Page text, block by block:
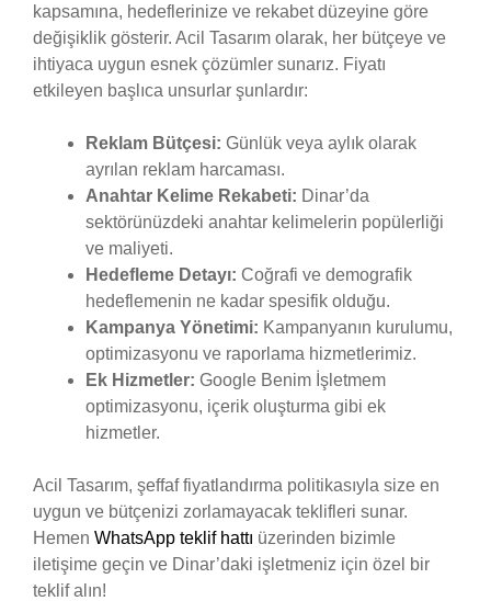
kapsamına, hedeflerinize ve rekabet düzeyine göre
değişiklik gösterir. Acil Tasarım olarak, her bütçeye ve
ihtiyaca uygun esnek çözümler sunarız. Fiyatı
etkileyen başlıca unsurlar şunlardır:
Reklam Bütçesi: Günlük veya aylık olarak
ayrılan reklam harcaması.
Anahtar Kelime Rekabeti: Dinar’da
sektörünüzdeki anahtar kelimelerin popülerliği
ve maliyeti.
Hedefleme Detayı: Coğrafi ve demografik
hedeflemenin ne kadar spesifik olduğu.
Kampanya Yönetimi: Kampanyanın kurulumu,
optimizasyonu ve raporlama hizmetlerimiz.
Ek Hizmetler: Google Benim İşletmem
optimizasyonu, içerik oluşturma gibi ek
hizmetler.
Acil Tasarım, şeffaf fiyatlandırma politikasıyla size en
uygun ve bütçenizi zorlamayacak teklifleri sunar.
Hemen WhatsApp teklif hattı üzerinden bizimle
iletişime geçin ve Dinar’daki işletmeniz için özel bir
teklif alın!